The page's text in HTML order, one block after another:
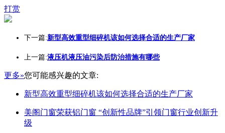
打赏
下一篇:新型高效重型细碎机该如何选择合适的生产厂家
上一篇:液压机液压油污染后防治措施有哪些
更多»您可能感兴趣的文章:
新型高效重型细碎机该如何选择合适的生产厂家
美阁门窗荣获铝门窗 “创新性品牌”引领门窗行业创新升
级